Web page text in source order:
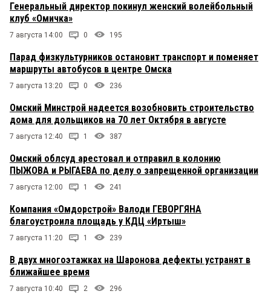
Генеральный директор покинул женский волейбольный
клуб «Омичка»
7 августа 14:00 0 195
Парад физкультурников остановит транспорт и поменяет
маршруты автобусов в центре Омска
7 августа 13:20 0 236
Омский Минстрой надеется возобновить строительство
дома для дольщиков на 70 лет Октября в августе
7 августа 12:40 1 387
Омский облсуд арестовал и отправил в колонию
ПЫЖОВА и РЫГАЕВА по делу о запрещенной организации
7 августа 12:00 1 241
Компания «Омдорстрой» Валоди ГЕВОРГЯНА
благоустроила площадь у КДЦ «Иртыш»
7 августа 11:20 1 239
В двух многоэтажках на Шаронова дефекты устранят в
ближайшее время
7 августа 10:40 2 296